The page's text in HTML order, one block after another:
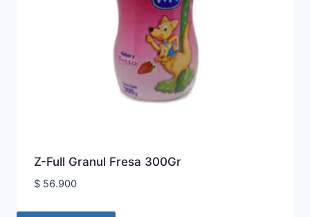
Z-Full Granul Fresa 300Gr
$56.900